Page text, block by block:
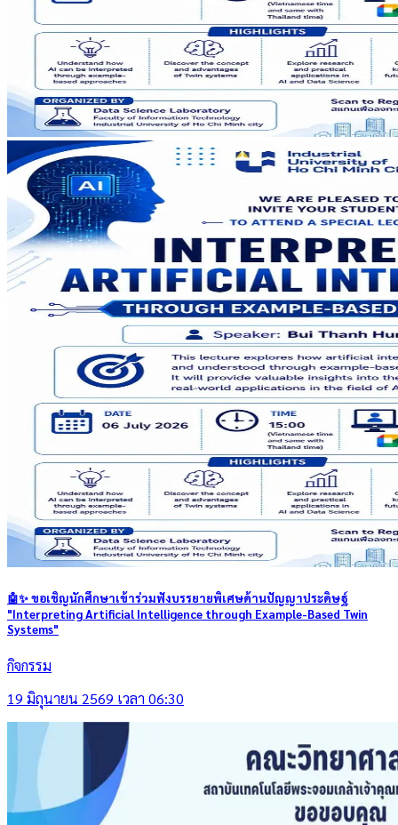
🤖✨ ขอเชิญนักศึกษาเข้าร่วมฟังบรรยายพิเศษด้านปัญญาประดิษฐ์
"Interpreting Artificial Intelligence through Example-Based Twin
Systems"
กิจกรรม
19 มิถุนายน 2569 เวลา 06:30